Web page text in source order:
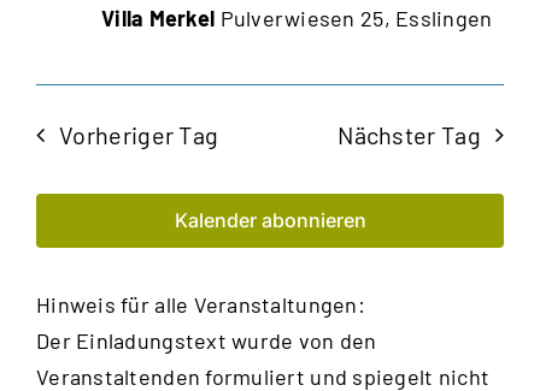
Villa Merkel Pulverwiesen 25, Esslingen
Vorheriger Tag Nächster Tag
Kalender abonnieren
Hinweis für alle Veranstaltungen:
Der Einladungstext wurde von den
Veranstaltenden formuliert und spiegelt nicht